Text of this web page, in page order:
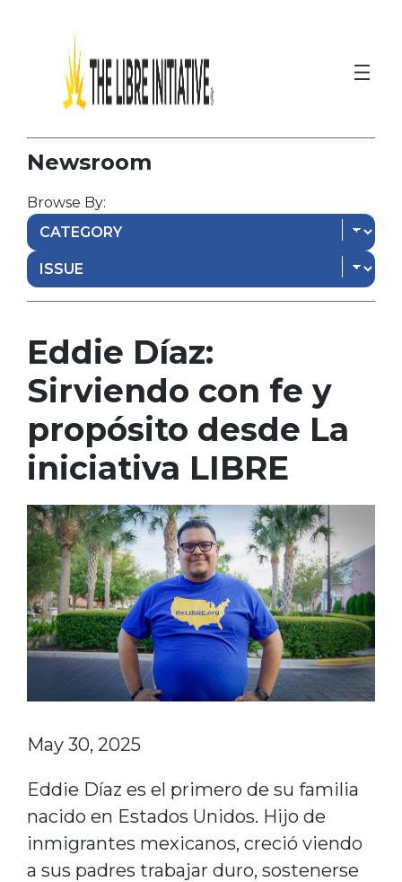
Newsroom
Browse By:
Eddie Díaz:
Sirviendo con fe y
propósito desde La
iniciativa LIBRE
May 30, 2025
Eddie Díaz es el primero de su familia
nacido en Estados Unidos. Hijo de
inmigrantes mexicanos, creció viendo
a sus padres trabajar duro, sostenerse